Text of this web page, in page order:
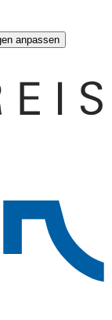
anpassen